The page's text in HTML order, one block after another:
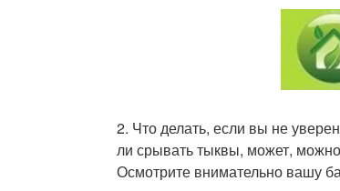
2. Что делать, если вы не
ли срывать тыквы, может,
Осмотрите внимательно вашу